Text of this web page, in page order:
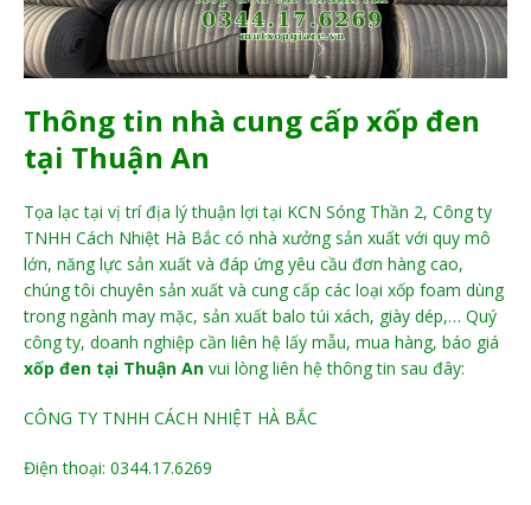
Thông tin nhà cung cấp xốp đen
tại Thuận An
Tọa lạc tại vị trí địa lý thuận lợi tại KCN Sóng Thần 2, Công ty
TNHH Cách Nhiệt Hà Bắc có nhà xưởng sản xuất với quy mô
lớn, năng lực sản xuất và đáp ứng yêu cầu đơn hàng cao,
chúng tôi chuyên sản xuất và cung cấp các loại xốp foam dùng
trong ngành may mặc, sản xuất balo túi xách, giày dép,… Quý
công ty, doanh nghiệp cần liên hệ lấy mẫu, mua hàng, báo giá
xốp đen tại Thuận An vui lòng liên hệ thông tin sau đây:
CÔNG TY TNHH CÁCH NHIỆT HÀ BẮC
Điện thoại: 0344.17.6269